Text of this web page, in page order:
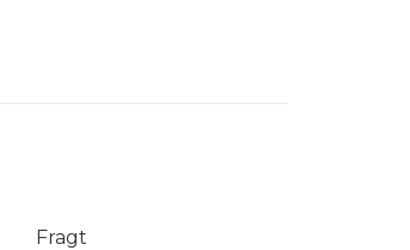
and pants have
doesn't. Each seam
Fragt